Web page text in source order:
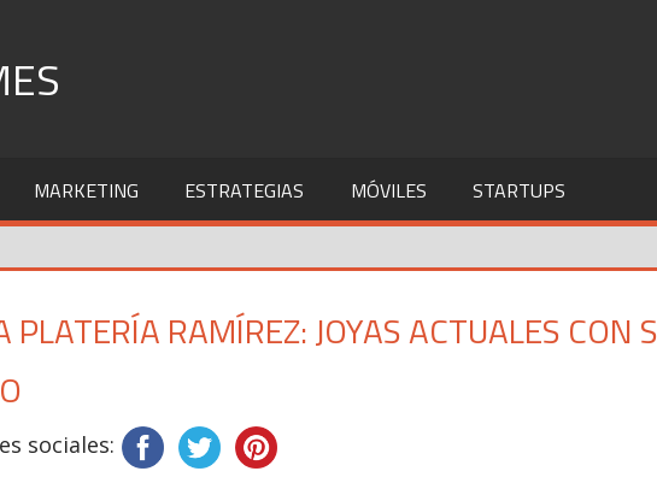
MARKETING ESTRATEGIAS MÓVILES STARTUPS
PLATERÍA RAMÍREZ: JOYAS ACTUALES CON
sociales: